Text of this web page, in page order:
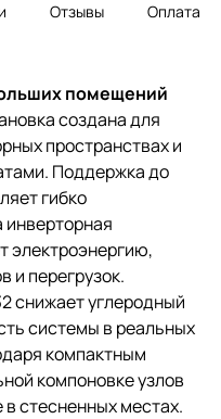
Отзывы Оплата
помещений
создана для
пространствах и
Поддержка до
гибко
инверторная
электроэнергию,
и перегрузок.
снижает углеродный
системы в реальных
компактным
компоновке узлов
стесненных местах.